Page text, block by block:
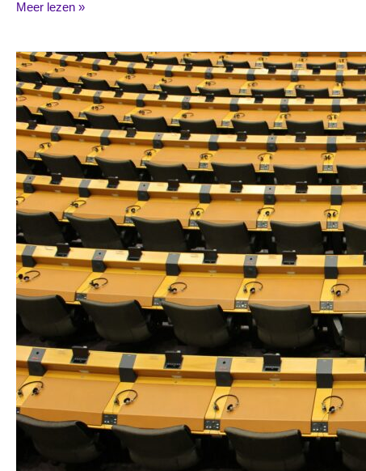
Meer lezen »
Contactgegevens
parlementsleden:
federale
en
regionale
verkiezingen
2024